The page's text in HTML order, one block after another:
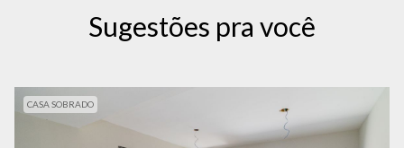
Sugestões pra você
CASA SOBRADO